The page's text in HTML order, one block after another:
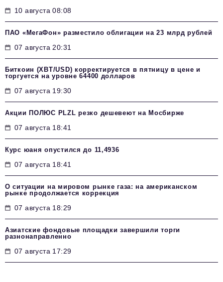
10 августа 08:08
ПАО «МегаФон» разместило облигации на 23 млрд рублей
07 августа 20:31
Биткоин (XBT/USD) корректируется в пятницу в цене и
торгуется на уровне 64400 долларов
07 августа 19:30
Акции ПОЛЮС PLZL резко дешевеют на Мосбирже
07 августа 18:41
Курс юаня опустился до 11,4936
07 августа 18:41
О ситуации на мировом рынке газа: на американском
рынке продолжается коррекция
07 августа 18:29
Азиатские фондовые площадки завершили торги
разнонаправленно
07 августа 17:29